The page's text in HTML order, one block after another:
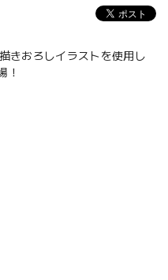
きおろしイラストを使用し
！